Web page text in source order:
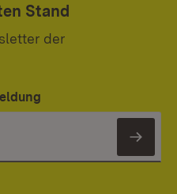
Stand
der